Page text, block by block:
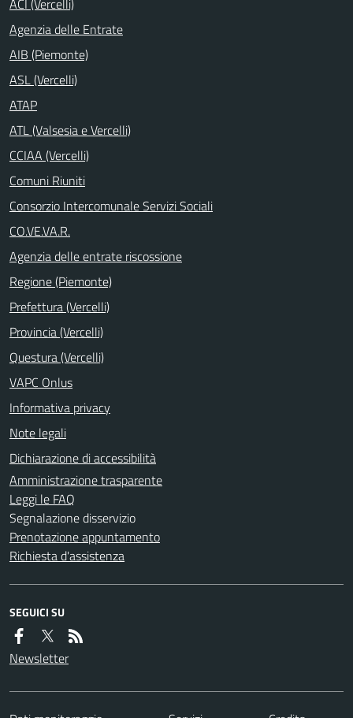
Agenzia delle Entrate
AIB (Piemonte)
ASL (Vercelli)
ATAP
ATL (Valsesia e Vercelli)
CCIAA (Vercelli)
Comuni Riuniti
Consorzio Intercomunale Servizi Sociali
CO.VE.VA.R.
Agenzia delle entrate riscossione
Regione (Piemonte)
Prefettura (Vercelli)
Provincia (Vercelli)
Questura (Vercelli)
VAPC Onlus
Informativa privacy
Note legali
Dichiarazione di accessibilità
Amministrazione trasparente
Leggi le FAQ
Segnalazione disservizio
Prenotazione appuntamento
Richiesta d'assistenza
SEGUICI SU
Newsletter